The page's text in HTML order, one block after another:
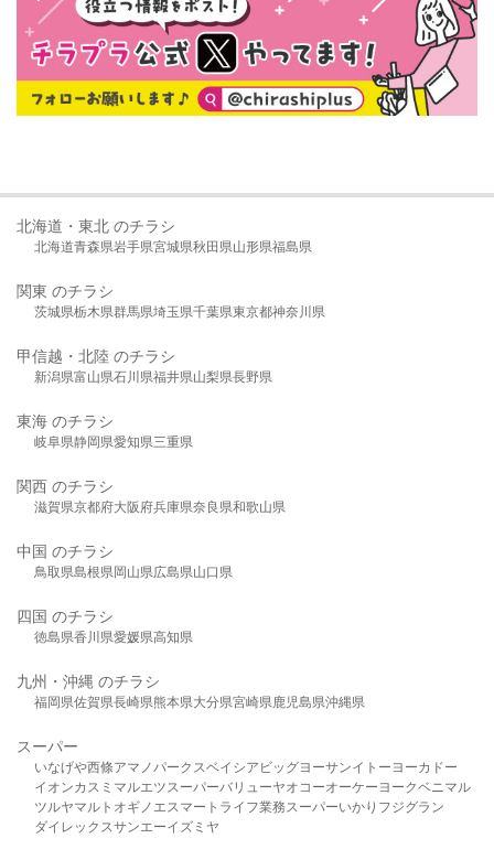
北海道・東北 のチラシ
北海道青森県岩手県宮城県秋田県山形県福島県
関東 のチラシ
茨城県栃木県群馬県埼玉県千葉県東京都神奈川県
甲信越・北陸 のチラシ
新潟県富山県石川県福井県山梨県長野県
東海 のチラシ
岐阜県静岡県愛知県三重県
関西 のチラシ
滋賀県京都府大阪府兵庫県奈良県和歌山県
中国 のチラシ
鳥取県島根県岡山県広島県山口県
四国 のチラシ
徳島県香川県愛媛県高知県
九州・沖縄 のチラシ
福岡県佐賀県長崎県熊本県大分県宮崎県鹿児島県沖縄県
スーパー
いなげや西條アマノパークスベイシア ビッグヨーサンイトーヨーカドー
イオンカスミ マルエツスーパーバリューヤオコーオーケー ヨークベニマル
ツルヤマルト オギノ エスマート ライフ業務スーパーいかり フジグラン
ダイレックスサンエーイズミヤ